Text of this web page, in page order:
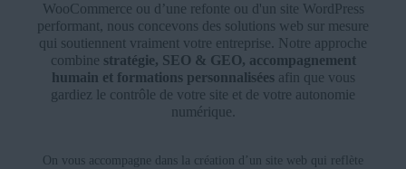
WooCommerce ou d’une refonte ou d'un site WordPress
performant, nous concevons des solutions web sur mesure
qui soutiennent vraiment votre entreprise. Notre approche
combine stratégie, SEO & GEO, accompagnement
humain et formations personnaliséesafin que vous
gardiez le contrôle de votre site et de votre autonomie
numérique.
On vous accompagne dans la création d’un site web qui reflète